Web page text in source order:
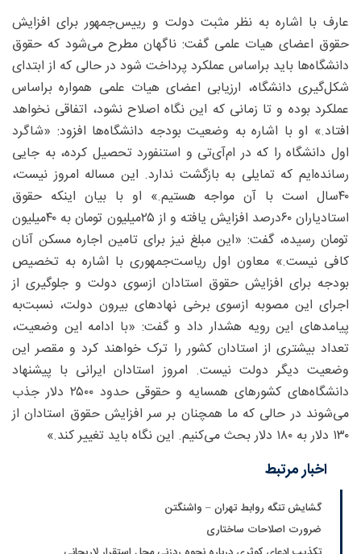
عارف با اشاره به نظر مثبت دولت و رییس‌جمهور برای افزایش
حقوق اعضای هیات علمی گفت: ناگهان مطرح می‌شود که حقوق
دانشگاه‌ها باید براساس عملکرد پرداخت شود در حالی که از ابتدای
شکل‌گیری دانشگاه، ارزیابی اعضای هیات علمی همواره براساس
عملکرد بوده و تا زمانی که این نگاه اصلاح نشود، اتفاقی نخواهد
افتاد.» او با اشاره به وضعیت بودجه دانشگاه‌ها افزود: «شاگرد
اول دانشگاه را که در ام‌آی‌تی و استنفورد تحصیل کرده، به جایی
رسانده‌ایم که تمایلی به بازگشت ندارد. این مساله امروز نیست،
۴۰سال است با آن مواجه هستیم.» او با بیان اینکه حقوق
استادیاران ۶۰‌درصد افزایش یافته و از ۲۵‌میلیون تومان به ۴۰‌میلیون
تومان رسیده، گفت: «این مبلغ نیز برای تامین اجاره مسکن آنان
کافی نیست.» معاون اول ریاست‌جمهوری با اشاره به تخصیص
بودجه برای افزایش حقوق استادان ازسوی دولت و جلوگیری از
اجرای این مصوبه ازسوی برخی نهادهای بیرون دولت، نسبت‌به
پیامدهای این رویه هشدار داد و گفت: «با ادامه این وضعیت،
تعداد بیشتری از استادان کشور را ترک خواهند کرد و مقصر این
وضعیت دیگر دولت نیست. امروز استادان ایرانی با پیشنهاد
دانشگاه‌های کشورهای همسایه و حقوقی حدود ۲۵۰۰ دلار جذب
می‌شوند در حالی که ما همچنان بر سر افزایش حقوق استادان از
۱۳۰ دلار به ۱۸۰ دلار بحث می‌کنیم. این نگاه باید تغییر کند.»
اخبار مرتبط
گشایش تنگه روابط تهران – واشنگتن
ضرورت اصلاحات ساختاری